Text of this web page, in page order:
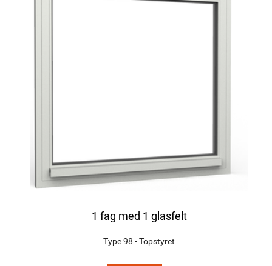
1 fag med 1 glasfelt
Type 98 - Topstyret